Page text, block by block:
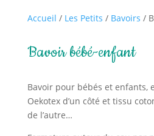
Accueil / Les Petits / Bavoirs /
Bavoir bébé-enfant
Bavoir pour bébés et enfants,
Oekotex d’un côté et tissu
de l’autre…